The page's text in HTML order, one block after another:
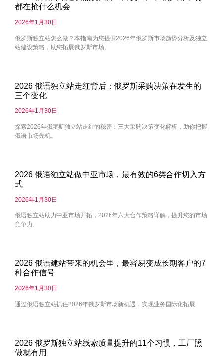
都在抢什么机会
2026年1月30日
俄罗斯独立站怎么做？本指南为您提供2026年俄罗斯市场趋势分析及独立
站建设策略，助您拓展俄罗斯市场。
2026 俄语独立站走红背后：俄罗斯采购决策在发生的
三个变化
2026年1月30日
探索2026年俄罗斯独立站走红的秘密：三大采购决策变化解析，助你把握
俄语市场先机。
2026 俄语独立站做中亚市场，最有效的6类合作切入方
式
2026年1月30日
俄语独立站助力中亚市场开拓，2026年六大合作策略详解，提升您的市场
竞争力.
2026 俄语建站带来的机会里，最容易变成长期客户的7
种合作信号
2026年1月30日
通过俄语独立站抓住2026年俄罗斯市场新机遇，实现业务国际化拓展
2026 俄罗斯独立站线索质量提升的11个习惯，工厂照
做就有用